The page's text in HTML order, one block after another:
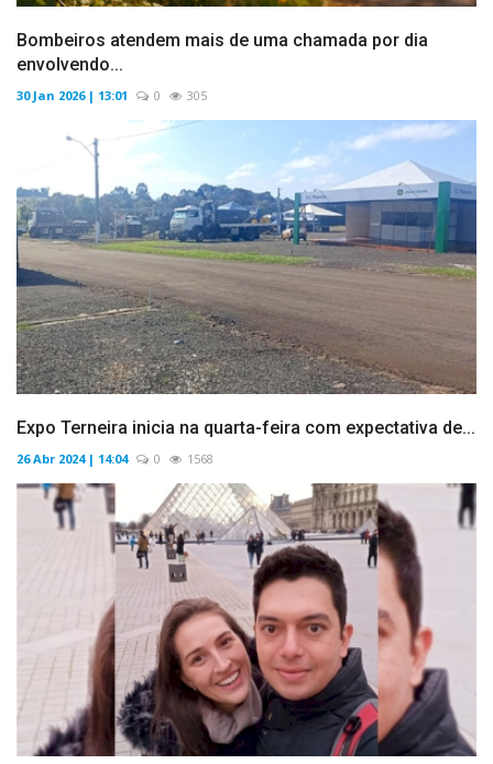
Bombeiros atendem mais de uma chamada por dia
envolvendo...
30 Jan 2026 | 13:01 0 305
Expo Terneira inicia na quarta-feira com expectativa de...
26 Abr 2024 | 14:04 0 1568